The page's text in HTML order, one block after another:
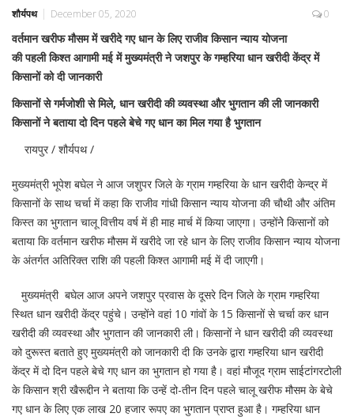
शौर्यपथ December 05, 2020 0
वर्तमान खरीफ मौसम में खरीदे गए धान के लिए राजीव किसान न्याय योजना
की पहली किश्त आगामी मई मेंमुख्यमंत्री ने जशपुर के गम्हरिया धान खरीदी केंद्र में
किसानों को दी जानकारी
किसानों से गर्मजोशी से मिले, धान खरीदी की व्यवस्था और भुगतान की ली जानकारी
किसानों ने बताया दो दिन पहले बेचे गए धान का मिल गया है भुगतान
रायपुर / शौर्यपथ /
मुख्यमंत्री भूपेश बघेल ने आज जशुपर जिले के ग्राम गम्हरिया के धान खरीदी केन्द्र में
किसानों के साथ चर्चा में कहा कि राजीव गांधी किसान न्याय योजना की चौथी और अंतिम
किस्त का भुगतान चालू वित्तीय वर्ष में ही माह मार्च में किया जाएगा। उन्होंनेे किसानों को
बताया कि वर्तमान खरीफ मौसम में खरीदे जा रहे धान के लिए राजीव किसान न्याय योजना
के अंतर्गत अतिरिक्त राशि की पहली किश्त आगामी मई में दी जाएगी।
मुख्यमंत्री बघेल आज अपने जशपुर प्रवास के दूसरे दिन जिले के ग्राम गम्हरिया
स्थित धान खरीदी केंद्र पहुंचे। उन्होंने वहां 10 गांवों के 15 किसानों से चर्चा कर धान
खरीदी की व्यवस्था और भुगतान की जानकारी ली। किसानों ने धान खरीदी की व्यवस्था
को दुरूस्त बताते हुए मुख्यमंत्री को जानकारी दी कि उनके द्वारा गम्हरिया धान खरीदी
केंद्र में दो दिन पहले बेचे गए धान का भुगतान हो गया है। वहां मौजूद ग्राम साईटांगरटोली
के किसान श्री खैरूद्दीन ने बताया कि उन्हें दो-तीन दिन पहले चालू खरीफ मौसम के बेचे
गए धान के लिए एक लाख 20 हजार रूपए का भुगतान प्राप्त हुआ है। गम्हरिया धान